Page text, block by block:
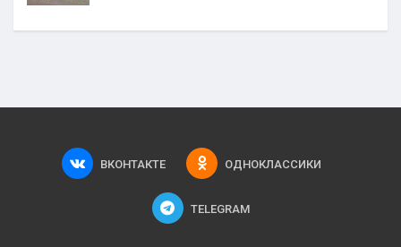
ВКОНТАКТЕ ОДНОКЛАССИКИ
TELEGRAM